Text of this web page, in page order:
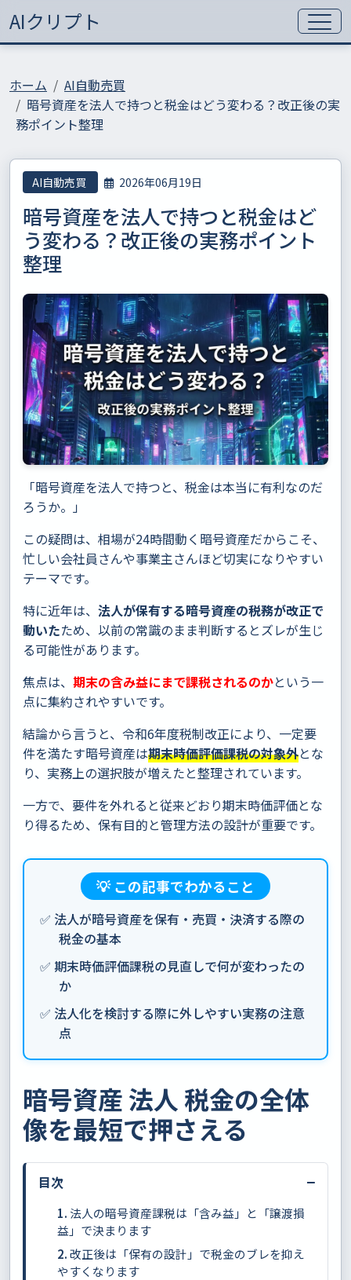
AIクリプト
ホーム
AI自動売買
暗号資産を法人で持つと税金はどう変わる？改正後の実
務ポイント整理
AI自動売買 2026年06月19日
暗号資産を法人で持つと税金はど
う変わる？改正後の実務ポイント
整理
「暗号資産を法人で持つと、税金は本当に有利なのだ
ろうか。」
この疑問は、相場が24時間動く暗号資産だからこそ、
忙しい会社員さんや事業主さんほど切実になりやすい
テーマです。
特に近年は、 法人が保有する暗号資産の税務が改正で
動いたため、以前の常識のまま判断するとズレが生じ
る可能性があります。
焦点は、 期末の含み益にまで課税されるのかという一
点に集約されやすいです。
結論から言うと、令和6年度税制改正により、一定要
件を満たす暗号資産は期末時価評価課税の対象外とな
り、実務上の選択肢が増えたと整理されています。
一方で、要件を外れると従来どおり期末時価評価とな
り得るため、保有目的と管理方法の設計が重要です。
💡 この記事でわかること
✅ 法人が暗号資産を保有・売買・決済する際の
税金の基本
✅ 期末時価評価課税の見直しで何が変わったの
か
✅ 法人化を検討する際に外しやすい実務の注意
点
暗号資産 法人 税金の全体
像を最短で押さえる
目次 −
法人の暗号資産課税は「含み益」と「譲渡損
益」で決まります
改正後は「保有の設計」で税金のブレを抑え
やすくなります